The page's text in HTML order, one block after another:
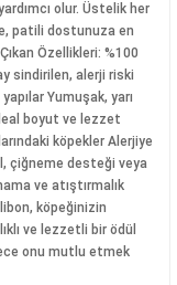
olur. Üstelik her
patili dostunuza en
Özellikleri: %100
sindirilen, alerji riski
Yumuşak, yarı
boyut ve lezzet
köpekler Alerjiye
çiğneme desteği veya
ve atıştırmalık
köpeğinizin
ve lezzetli bir ödül
onu mutlu etmek